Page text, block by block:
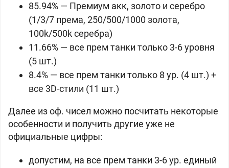
85.94% — Премиум акк, золото и серебро
(1/3/7 према, 250/500/1000 золота,
100k/500k серебра)
11.66% — все прем танки только 3-6 уровня
(5 шт.)
8.4% — все прем танки только 8 ур. (4 шт.) +
все 3D-стили (11 шт.)
Далее из оф. чисел можно посчитать некоторые
особенности и получить другие уже не
официальные цифры:
допустим, на все прем танки 3-6 ур. единый